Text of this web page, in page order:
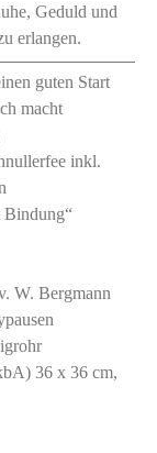
Geduld und
erlangen.
guten Start
macht
inkl.
Bindung“
W. Bergmann
36 x 36 cm,